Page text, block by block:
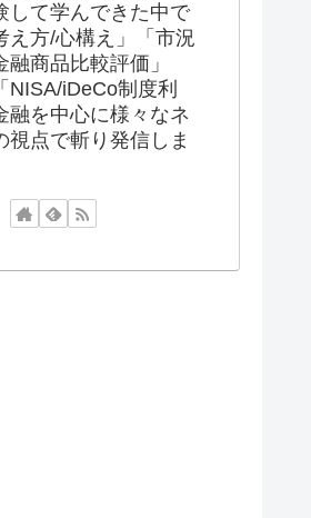
して学んできた中で
え方/心構え」「市況
融商品比較評価」
NISA/iDeCo制度利
融を中心に様々なネ
視点で斬り発信しま